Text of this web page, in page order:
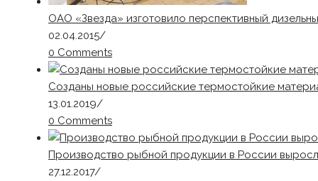
ОАО «Звезда» изготовило перспективный
02.04.2015/
0 Comments
Созданы новые российские термостойкие
13.01.2019/
0 Comments
Производство рыбной продукции в России
27.12.2017/